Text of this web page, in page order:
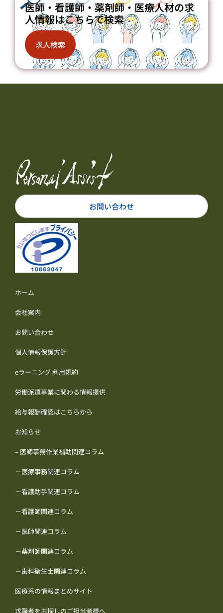
医師・看護師・薬剤師・医療人材の求
人情報はこちらで検索
求人検索
お問い合わせ
ホーム
会社案内
お問い合わせ
個人情報保護方針
eラーニング 利用規約
労働派遣事業に関わる情報提供
給与報酬確認はこちらから
お知らせ
– 医師事務作業補助関連コラム
－医療事務関連コラム
－看護助手関連コラム
－看護師関連コラム
－医師関連コラム
－薬剤師関連コラム
－歯科衛生士関連コラム
医療系の情報まとめサイト
求職者をお探しのご担当者様へ